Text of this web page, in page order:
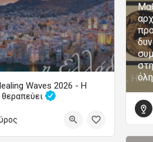
Waves 2026 - Η
2026 09:00 - 4 Οκτωβρίου 2026 22:00